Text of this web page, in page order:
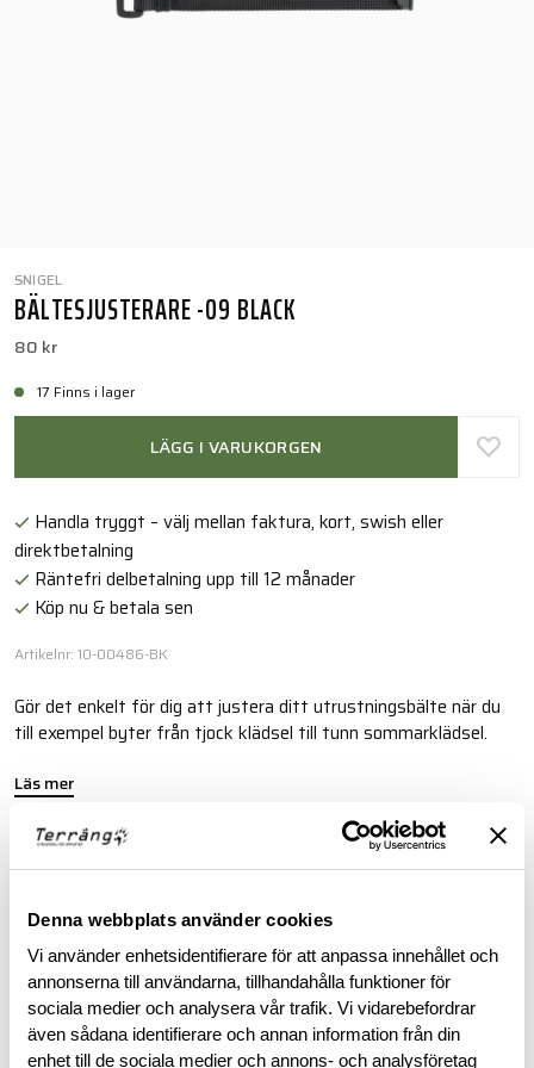
Denna webbplats använder cookies
Vi använder enhetsidentifierare för att anpassa innehållet och
annonserna till användarna, tillhandahålla funktioner för
sociala medier och analysera vår trafik. Vi vidarebefordrar
även sådana identifierare och annan information från din
enhet till de sociala medier och annons- och analysföretag
SNIGEL
BÄLTESJUSTERARE -09 BLACK
80 kr
17 Finns i lager
LÄGG I VARUKORGEN
Handla tryggt – välj mellan faktura, kort, swish eller
direktbetalning
Räntefri delbetalning upp till 12 månader
Köp nu & betala sen
Artikelnr: 10-00486-BK
Gör det enkelt för dig att justera ditt utrustningsbälte när du
till exempel byter från tjock klädsel till tunn sommarklädsel.
Läs mer
RECENSIONER
OM VARUMÄRKET